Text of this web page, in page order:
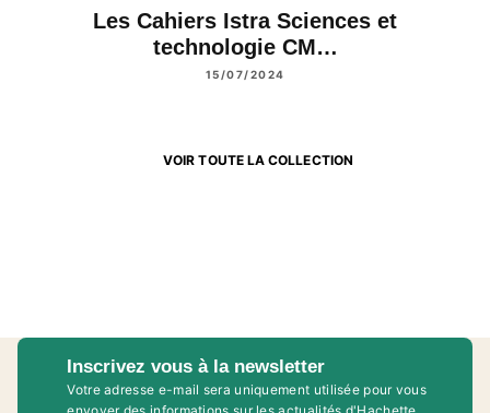
Les Cahiers Istra Sciences et
technologie CM…
15/07/2024
VOIR TOUTE LA COLLECTION
Inscrivez vous à la newsletter
Votre adresse e-mail sera uniquement utilisée pour vous